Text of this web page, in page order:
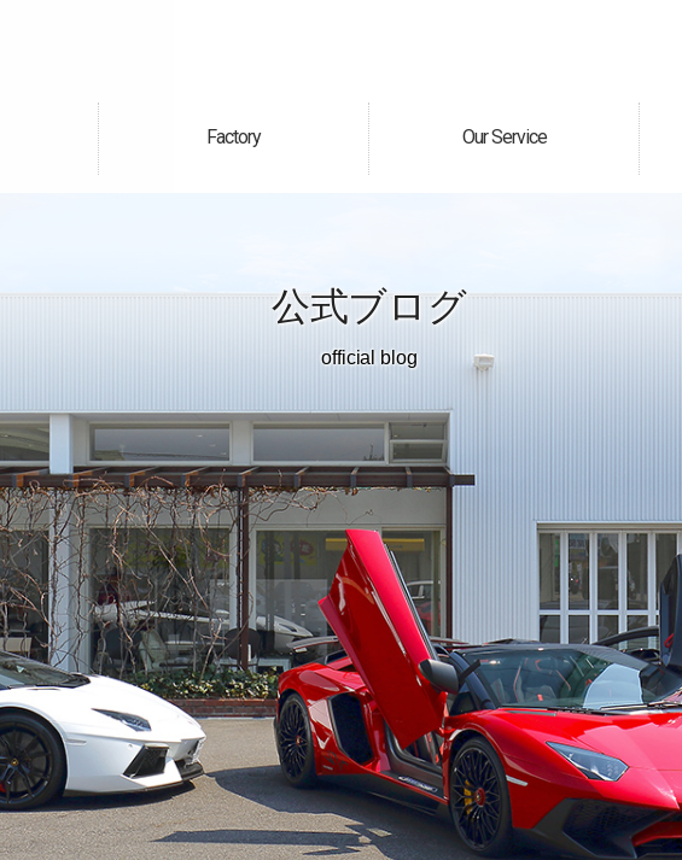
Factory
自社工場 Our Service
サービス案内
公式ブログ
official blog